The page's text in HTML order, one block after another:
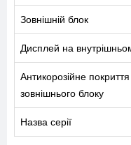
Зовнішній блок
Дисплей на
Антикорозійне покриття
зовнішнього блоку
Назва серії
МЕНЮ